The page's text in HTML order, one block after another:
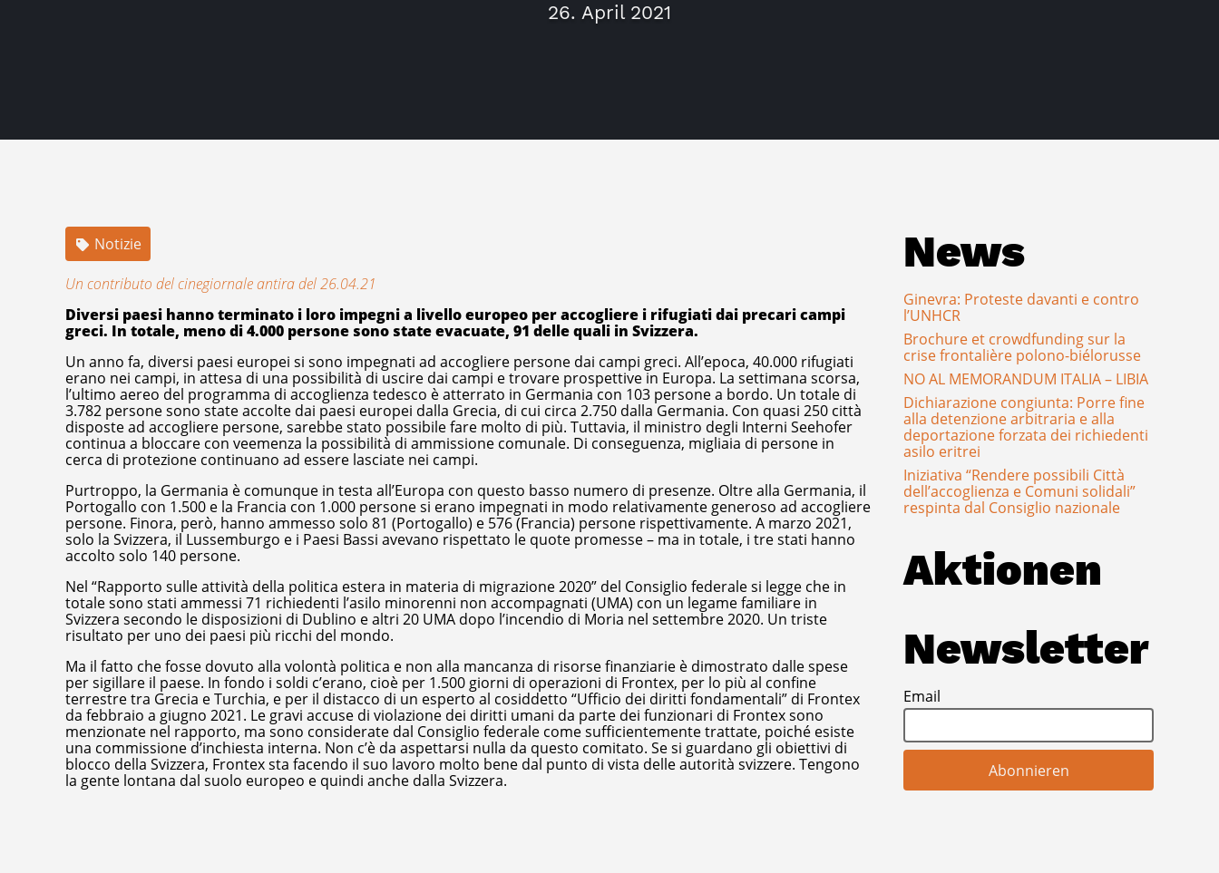
26. April 2021
Notizie
Un contributo del cinegiornale antira del 26.04.21
Diversi paesi hanno terminato i loro impegni a livello europeo per accogliere i rifugiati dai precari campi
greci. In totale, meno di 4.000 persone sono state evacuate, 91 delle quali in Svizzera.
Un anno fa, diversi paesi europei si sono impegnati ad accogliere persone dai campi greci. All’epoca, 40.000 rifugiati
erano nei campi, in attesa di una possibilità di uscire dai campi e trovare prospettive in Europa. La settimana scorsa,
l’ultimo aereo del programma di accoglienza tedesco è atterrato in Germania con 103 persone a bordo. Un totale di
3.782 persone sono state accolte dai paesi europei dalla Grecia, di cui circa 2.750 dalla Germania. Con quasi 250 città
disposte ad accogliere persone, sarebbe stato possibile fare molto di più. Tuttavia, il ministro degli Interni Seehofer
continua a bloccare con veemenza la possibilità di ammissione comunale. Di conseguenza, migliaia di persone in
cerca di protezione continuano ad essere lasciate nei campi.
Purtroppo, la Germania è comunque in testa all’Europa con questo basso numero di presenze. Oltre alla Germania, il
Portogallo con 1.500 e la Francia con 1.000 persone si erano impegnati in modo relativamente generoso ad accogliere
persone. Finora, però, hanno ammesso solo 81 (Portogallo) e 576 (Francia) persone rispettivamente. A marzo 2021,
solo la Svizzera, il Lussemburgo e i Paesi Bassi avevano rispettato le quote promesse – ma in totale, i tre stati hanno
accolto solo 140 persone.
Nel “Rapporto sulle attività della politica estera in materia di migrazione 2020” del Consiglio federale si legge che in
totale sono stati ammessi 71 richiedenti l’asilo minorenni non accompagnati (UMA) con un legame familiare in
Svizzera secondo le disposizioni di Dublino e altri 20 UMA dopo l’incendio di Moria nel settembre 2020. Un triste
risultato per uno dei paesi più ricchi del mondo.
Ma il fatto che fosse dovuto alla volontà politica e non alla mancanza di risorse finanziarie è dimostrato dalle spese
per sigillare il paese. In fondo i soldi c’erano, cioè per 1.500 giorni di operazioni di Frontex, per lo più al confine
terrestre tra Grecia e Turchia, e per il distacco di un esperto al cosiddetto “Ufficio dei diritti fondamentali” di Frontex
da febbraio a giugno 2021. Le gravi accuse di violazione dei diritti umani da parte dei funzionari di Frontex sono
menzionate nel rapporto, ma sono considerate dal Consiglio federale come sufficientemente trattate, poiché esiste
una commissione d’inchiesta interna. Non c’è da aspettarsi nulla da questo comitato. Se si guardano gli obiettivi di
blocco della Svizzera, Frontex sta facendo il suo lavoro molto bene dal punto di vista delle autorità svizzere. Tengono
la gente lontana dal suolo europeo e quindi anche dalla Svizzera.
News
Ginevra: Proteste davanti e contro
l’UNHCR
Brochure et crowdfunding sur la
crise frontalière polono-biélorusse
NO AL MEMORANDUM ITALIA – LIBIA
Dichiarazione congiunta: Porre fine
alla detenzione arbitraria e alla
deportazione forzata dei richiedenti
asilo eritrei
Iniziativa “Rendere possibili Città
dell’accoglienza e Comuni solidali”
respinta dal Consiglio nazionale
Aktionen
Newsletter
Email